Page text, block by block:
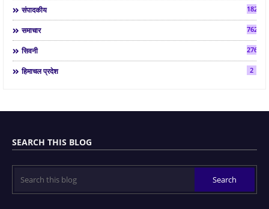
संपादकीय 182
समाचार 7624
सिवनी 2763
हिमाचल प्रदेश 2
SEARCH THIS BLOG